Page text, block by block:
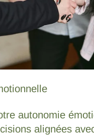
autonomie
alignées